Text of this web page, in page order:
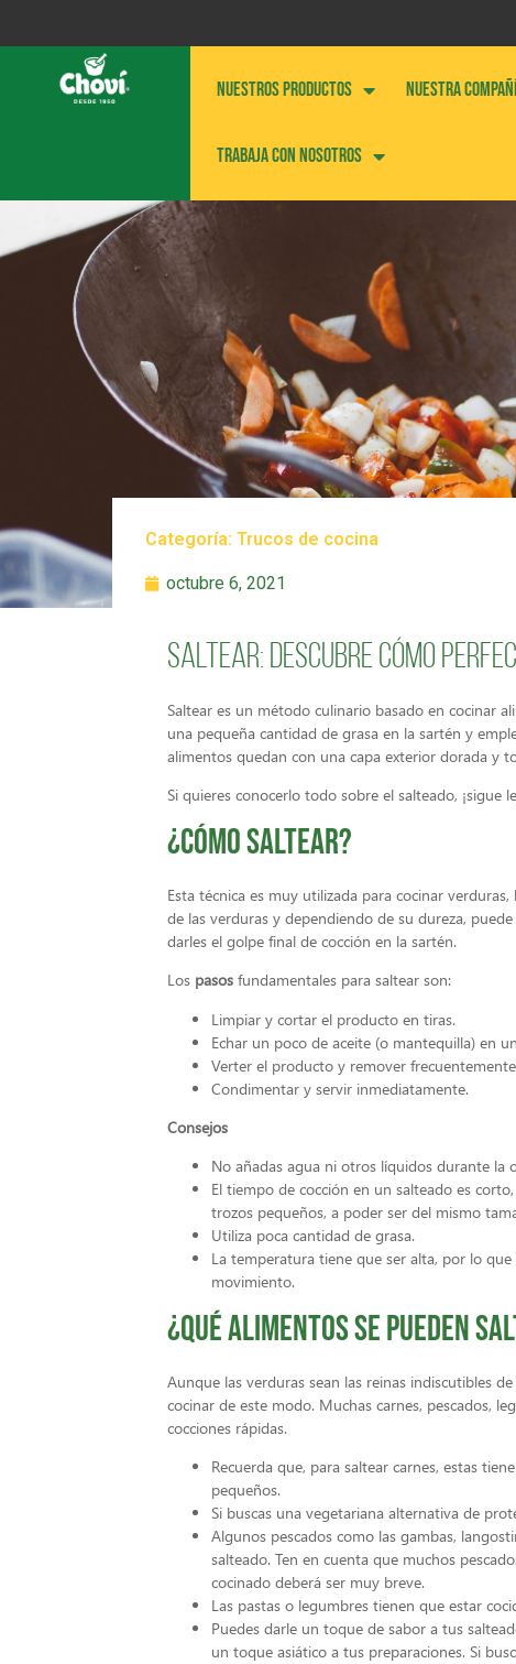
NUESTROS PRODUCTOS NUESTRA
Trabaja con nosotros
Categoría: Trucos de cocina
octubre 6, 2021
Saltear: descubre cómo
Saltear es un método culinario basado en cocinar
una pequeña cantidad de grasa en la sartén y
alimentos quedan con una capa exterior dorada y
Si quieres conocerlo todo sobre el salteado, ¡sigue
¿Cómo saltear?
Esta técnica es muy utilizada para cocinar
de las verduras y dependiendo de su dureza,
darles el golpe final de cocción en la sartén.
Los pasos fundamentales para saltear son:
Limpiar y cortar el producto en tiras.
Echar un poco de aceite (o mantequilla) en
Verter el producto y remover
Condimentar y servir inmediatamente.
Consejos
No añadas agua ni otros líquidos durante la
El tiempo de cocción en un salteado es
trozos pequeños, a poder ser del mismo
Utiliza poca cantidad de grasa.
La temperatura tiene que ser alta, por lo
movimiento.
¿Qué alimentos se pueden
Aunque las verduras sean las reinas indiscutibles
cocinar de este modo. Muchas carnes, pescados,
cocciones rápidas.
Recuerda que, para saltear carnes, estas
pequeños.
Si buscas una vegetariana alternativa de
Algunos pescados como las gambas,
salteado. Ten en cuenta que muchos
cocinado deberá ser muy breve.
Las pastas o legumbres tienen que estar
Puedes darle un toque de sabor a tus
un toque asiático a tus preparaciones. Si